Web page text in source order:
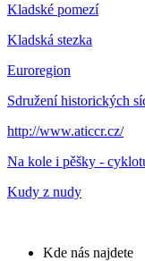
Kladské pomezí
Kladská stezka
Euroregion
Sdružení historických
http://www.aticcr.cz/
Na kole i pěšky -
Kudy z nudy
Kde nás najdete